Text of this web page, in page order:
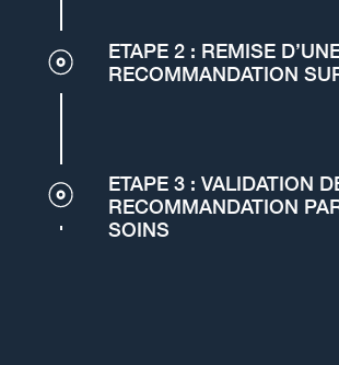
ETAPE 2 : REMISE
RECOMMANDATION
ETAPE 3 : VALIDATION
RECOMMANDATION
SOINS